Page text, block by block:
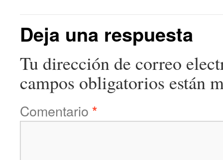
Deja una respuesta
Tu dirección de correo
campos obligatorios están
Comentario *